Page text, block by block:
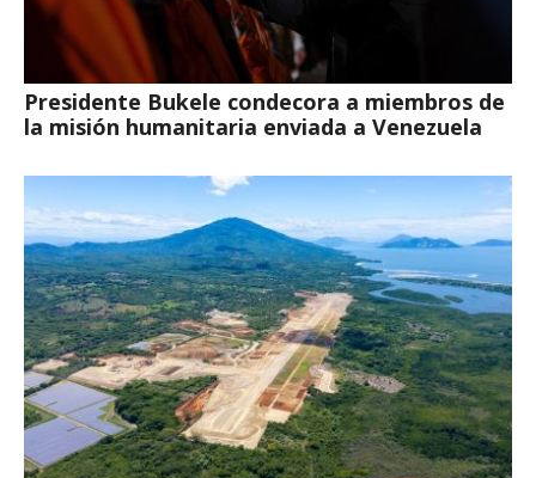
Presidente Bukele condecora a miembros de
la misión humanitaria enviada a Venezuela